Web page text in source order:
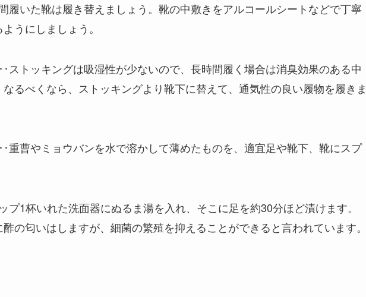
履いた靴は履き替えましょう。靴の中敷きをアルコールシートなどで丁寧
うにしましょう。
･ストッキングは吸湿性が少ないので、長時間履く場合は消臭効果のある中
るべくなら、ストッキングより靴下に替えて、通気性の良い履物を履き
･重曹やミョウバンを水で溶かして薄めたものを、適宜足や靴下、靴にスプ
プ1杯いれた洗面器にぬるま湯を入れ、そこに足を約30分ほど漬けます。
の匂いはしますが、細菌の繁殖を抑えることができると言われています